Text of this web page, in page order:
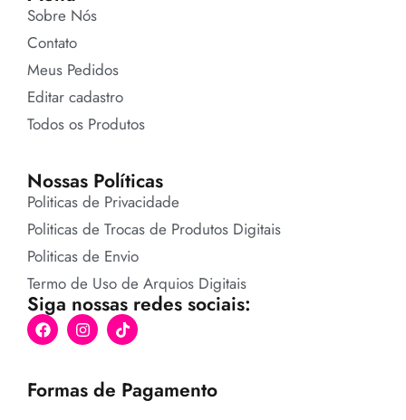
Sobre Nós
Contato
Meus Pedidos
Editar cadastro
Todos os Produtos
Nossas Políticas
Politicas de Privacidade
Politicas de Trocas de Produtos Digitais
Politicas de Envio
Termo de Uso de Arquios Digitais
Siga nossas redes sociais:
Formas de Pagamento